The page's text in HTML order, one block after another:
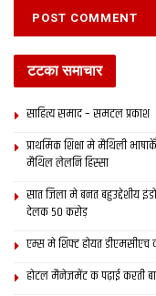
टटका समाचार
साहित्य समाद – समटल प्रकाश
प्राथमिक शि‍क्षा मे मैथि‍ली
मैथिल लेलनि हिस्सा
सात जिला मे बनत बहुउद्देशीय
देलक 50 करोड़
एम्स मे शिफ्ट होयत डीएमसीएच
होटल मैनेजमेंट क पढ़ाई करती